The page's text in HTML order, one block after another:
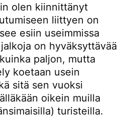
olen kiinnittänyt
liittyen on
esiin useimmissa
on hyväksyttävää
paljon, mutta
koetaan usein
sitä sen vuoksi
oikein muilla
turisteilla.